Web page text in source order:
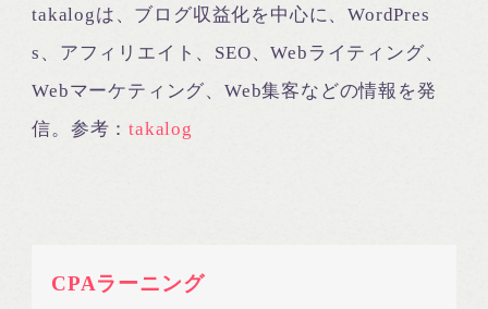
takalogは、ブログ収益化を中心に、WordPres
s、アフィリエイト、SEO、Webライティング、
Webマーケティング、Web集客などの情報を発
信。参考：takalog
CPAラーニング